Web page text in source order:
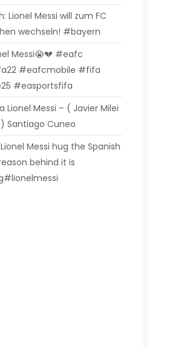
Lionel Messi will zum FC
wechseln! #bayern
Messi😭💔 #eafc
#eafcmobile #fifa
#easportsfifa
Lionel Messi – ( Javier Milei
Santiago Cuneo
Messi hug the Spanish
behind it is